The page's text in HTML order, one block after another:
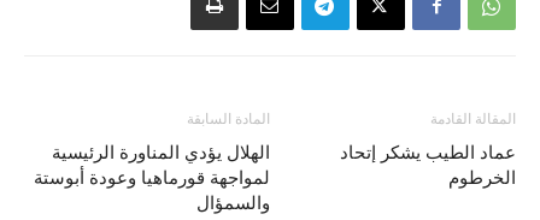
المادة السابقة
الهلال يؤدي المناورة الرئيسية
لمواجهة قورماهيا وعودة أبوستة
والسمؤال
المقالة القادمة
عماد الطيب يشكر إتحاد
الخرطوم